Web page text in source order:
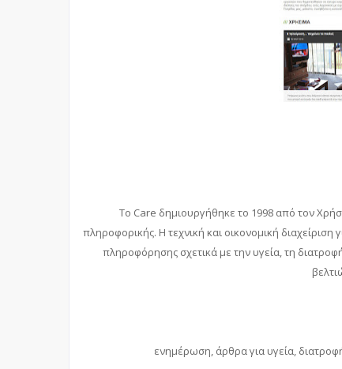
To Care δημιουργήθηκε το 1998 από τον
πληροφορικής. Η τεχνική και οικονομική
πληροφόρησης σχετικά με την υγεία, τη
ενημέρωση, άρθρα για υγεία,